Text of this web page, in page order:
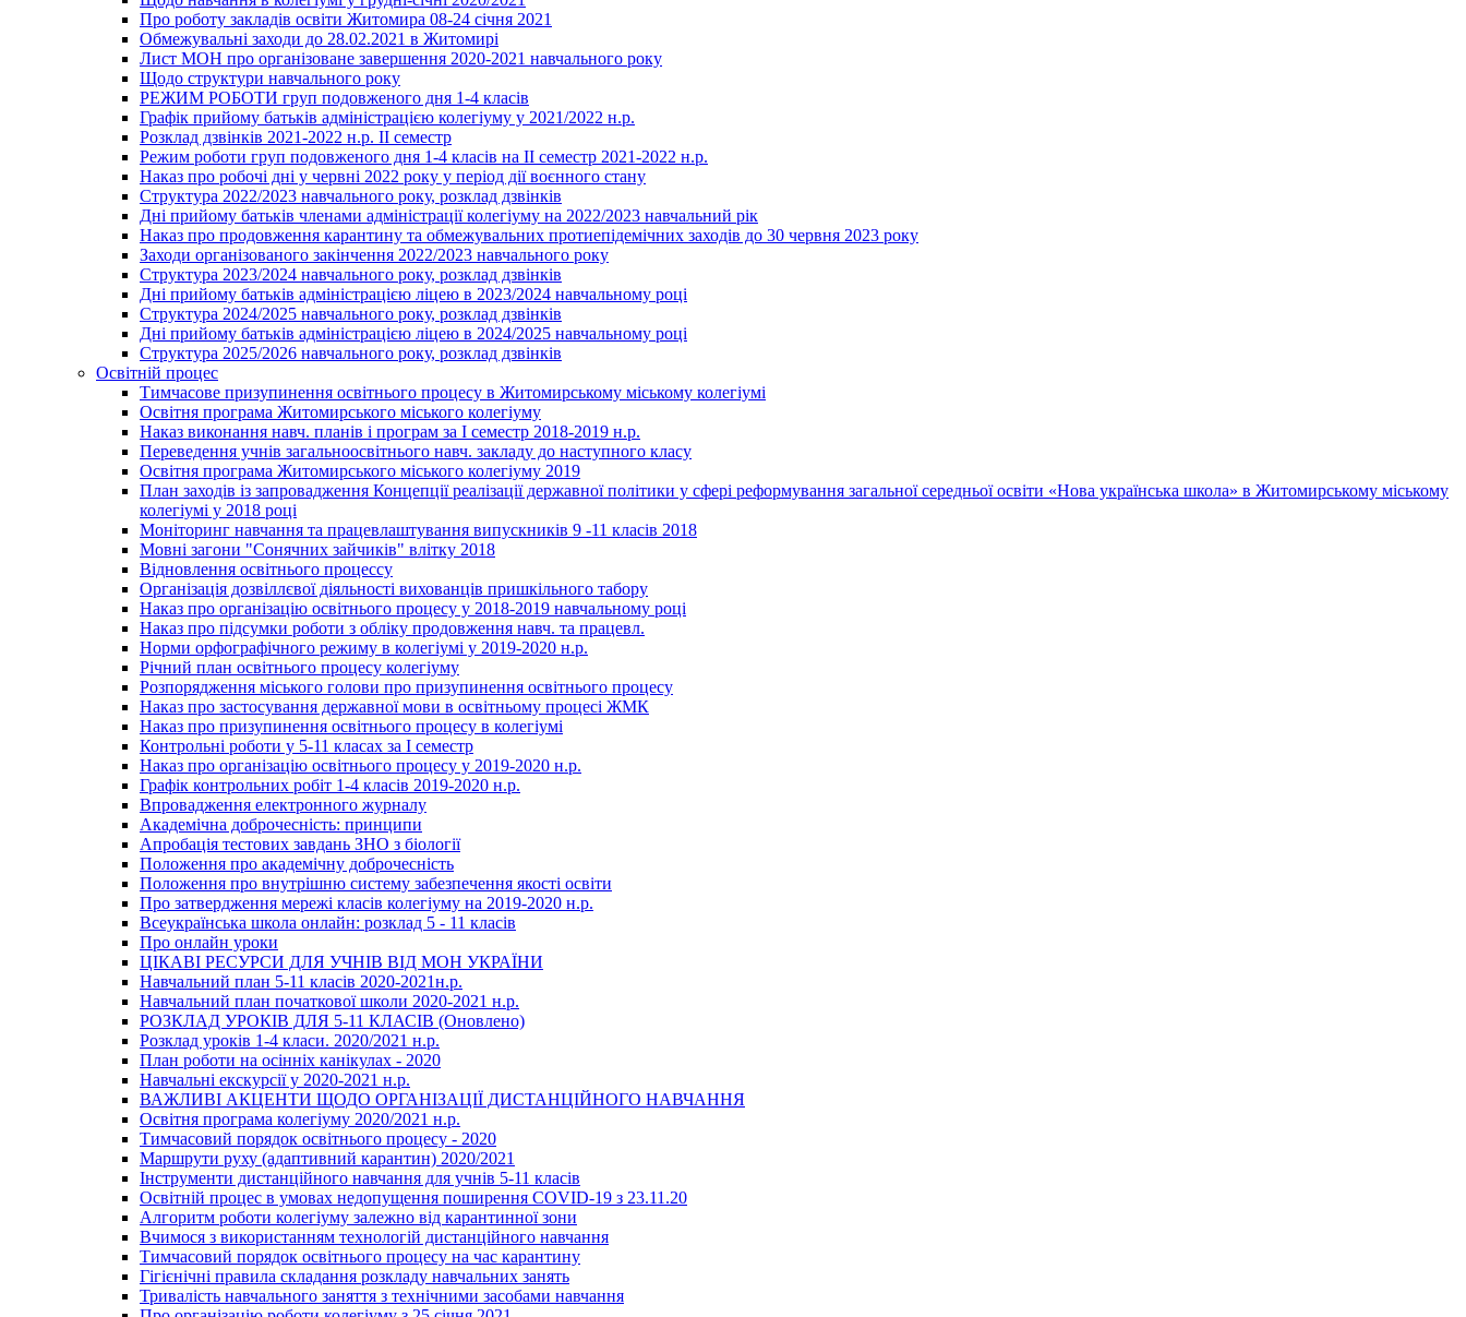
Про роботу закладів освіти Житомира 08-24 січня 2021
Обмежувальні заходи до 28.02.2021 в Житомирі
Лист МОН про організоване завершення 2020-2021 навчального року
Щодо структури навчального року
РЕЖИМ РОБОТИ груп подовженого дня 1-4 класів
Графік прийому батьків адміністрацією колегіуму у 2021/2022 н.р.
Розклад дзвінків 2021-2022 н.р. ІІ семестр
Режим роботи груп подовженого дня 1-4 класів на ІІ семестр 2021-2022 н.р.
Наказ про робочі дні у червні 2022 року у період дії воєнного стану
Структура 2022/2023 навчального року, розклад дзвінків
Дні прийому батьків членами адміністрації колегіуму на 2022/2023 навчальний рік
Наказ про продовження карантину та обмежувальних протиепідемічних заходів до 30 червня 2023 року
Заходи організованого закінчення 2022/2023 навчального року
Структура 2023/2024 навчального року, розклад дзвінків
Дні прийому батьків адміністрацією ліцею в 2023/2024 навчальному році
Структура 2024/2025 навчального року, розклад дзвінків
Дні прийому батьків адміністрацією ліцею в 2024/2025 навчальному році
Структура 2025/2026 навчального року, розклад дзвінків
Освітній процес
Тимчасове призупинення освітнього процесу в Житомирському міському колегіумі
Освітня програма Житомирського міського колегіуму
Наказ виконання навч. планів і програм за І семестр 2018-2019 н.р.
Переведення учнів загальноосвітнього навч. закладу до наступного класу
Освітня програма Житомирського міського колегіуму 2019
План заходів із запровадження Концепції реалізації державної політики у сфері реформування загальної середньої освіти «Нова українська школа» в Житомирському міському
колегіумі у 2018 році
Моніторинг навчання та працевлаштування випускників 9 -11 класів 2018
Мовні загони "Сонячних зайчиків" влітку 2018
Відновлення освітнього процессу
Організація дозвіллєвої діяльності вихованців пришкільного табору
Наказ про організацію освітнього процесу у 2018-2019 навчальному році
Наказ про підсумки роботи з обліку продовження навч. та працевл.
Норми орфографічного режиму в колегіумі у 2019-2020 н.р.
Річний план освітнього процесу колегіуму
Розпорядження міського голови про призупинення освітнього процесу
Наказ про застосування державної мови в освітньому процесі ЖМК
Наказ про призупинення освітнього процесу в колегіумі
Контрольні роботи у 5-11 класах за І семестр
Наказ про організацію освітнього процесу у 2019-2020 н.р.
Графік контрольних робіт 1-4 класів 2019-2020 н.р.
Впровадження електронного журналу
Академічна доброчесність: принципи
Апробація тестових завдань ЗНО з біології
Положення про академічну доброчесність
Положення про внутрішню систему забезпечення якості освіти
Про затвердження мережі класів колегіуму на 2019-2020 н.р.
Всеукраїнська школа онлайн: розклад 5 - 11 класів
Про онлайн уроки
ЦІКАВІ РЕСУРСИ ДЛЯ УЧНІВ ВІД МОН УКРАЇНИ
Навчальний план 5-11 класів 2020-2021н.р.
Навчальний план початкової школи 2020-2021 н.р.
РОЗКЛАД УРОКІВ ДЛЯ 5-11 КЛАСІВ (Оновлено)
Розклад уроків 1-4 класи. 2020/2021 н.р.
План роботи на осінніх канікулах - 2020
Навчальні екскурсії у 2020-2021 н.р.
ВАЖЛИВІ АКЦЕНТИ ЩОДО ОРГАНІЗАЦІЇ ДИСТАНЦІЙНОГО НАВЧАННЯ
Освітня програма колегіуму 2020/2021 н.р.
Тимчасовий порядок освітнього процесу - 2020
Маршрути руху (адаптивний карантин) 2020/2021
Інструменти дистанційного навчання для учнів 5-11 класів
Освітній процес в умовах недопущення поширення COVID-19 з 23.11.20
Алгоритм роботи колегіуму залежно від карантинної зони
Вчимося з використанням технологій дистанційного навчання
Тимчасовий порядок освітнього процесу на час карантину
Гігієнічні правила складання розкладу навчальних занять
Тривалість навчального заняття з технічними засобами навчання